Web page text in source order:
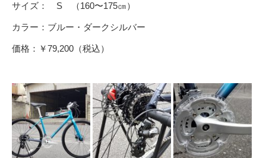
サイズ： S （160〜175㎝）
カラー：ブルー・ダークシルバー
価格：￥79,200（税込）